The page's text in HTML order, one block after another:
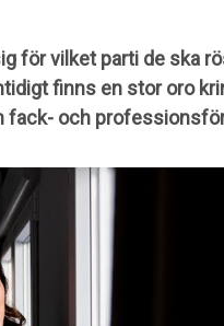
för vilket parti de ska
finns en stor oro
fack- och